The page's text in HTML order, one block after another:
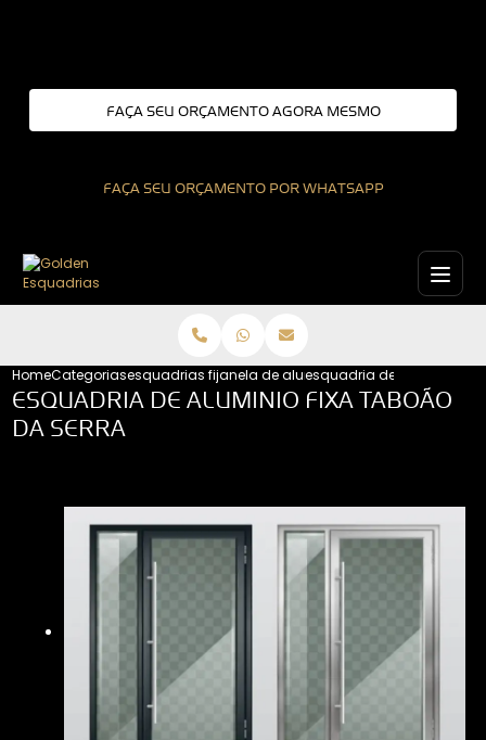
FAÇA SEU ORÇAMENTO AGORA MESMO
FAÇA SEU ORÇAMENTO POR WHATSAPP
HomeCategoriasesquadrias fixasjanela de aluminio fixaesquadria de aluminio
ESQUADRIA DE ALUMINIO FIXA TABOÃO
DA SERRA